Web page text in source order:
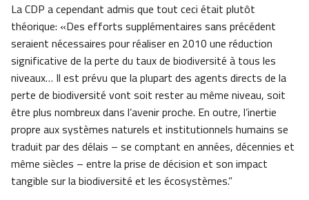
La CDP a cependant admis que tout ceci était plutôt
théorique: «Des efforts supplémentaires sans précédent
seraient nécessaires pour réaliser en 2010 une réduction
significative de la perte du taux de biodiversité à tous les
niveaux… Il est prévu que la plupart des agents directs de la
perte de biodiversité vont soit rester au même niveau, soit
être plus nombreux dans l’avenir proche. En outre, l’inertie
propre aux systèmes naturels et institutionnels humains se
traduit par des délais – se comptant en années, décennies et
même siècles – entre la prise de décision et son impact
tangible sur la biodiversité et les écosystèmes.”